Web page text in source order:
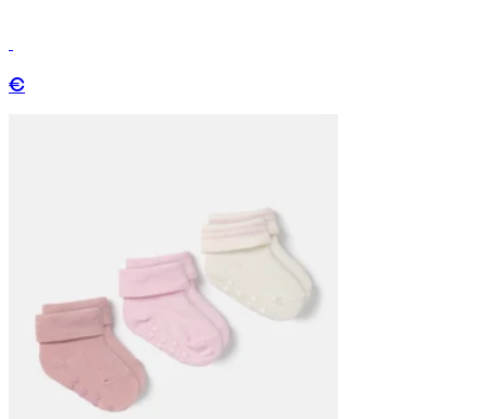
€